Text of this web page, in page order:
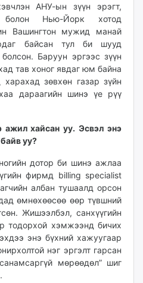
АНУ-ын зүүн эрэгт,
болон Нью-Йорк хотод
Вашингтон мужид манай
байсан тул би шууд
Баруун эргээс зүүн
тав хоног явдаг юм байна
зөвхөн газар зүйн
дараагийн шинэ үе рүү
хайсан уу. Эсвэл энэ
уу?
дотор би шинэ ажлаа
фирмд billing specialist
албан тушаалд орсон
өмнөхөөсөө өөр түвшний
Жишээлбэл, санхүүгийн
тодорхой хэмжээнд бичих
энэ бүхний хажуугаар
нэг эргэлт гарсан
мөрөөдөл” шиг